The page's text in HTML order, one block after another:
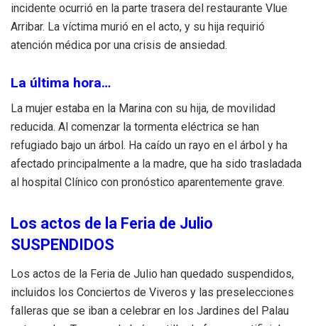
incidente ocurrió en la parte trasera del restaurante Vlue
Arribar. La víctima murió en el acto, y su hija requirió
atención médica por una crisis de ansiedad.
La última hora…
La mujer estaba en la Marina con su hija, de movilidad
reducida. Al comenzar la tormenta eléctrica se han
refugiado bajo un árbol. Ha caído un rayo en el árbol y ha
afectado principalmente a la madre, que ha sido trasladada
al hospital Clínico con pronóstico aparentemente grave.
Los actos de la Feria de Julio
SUSPENDIDOS
Los actos de la Feria de Julio han quedado suspendidos,
incluidos los Conciertos de Viveros y las preselecciones
falleras que se iban a celebrar en los Jardines del Palau